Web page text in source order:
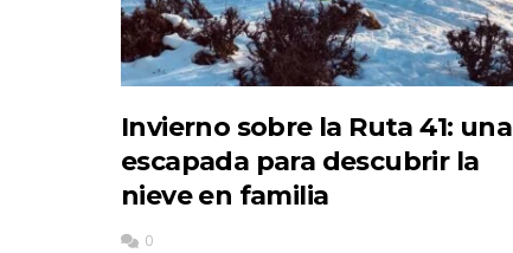
Invierno sobre la Ruta 41: una
escapada para descubrir la
nieve en familia
0